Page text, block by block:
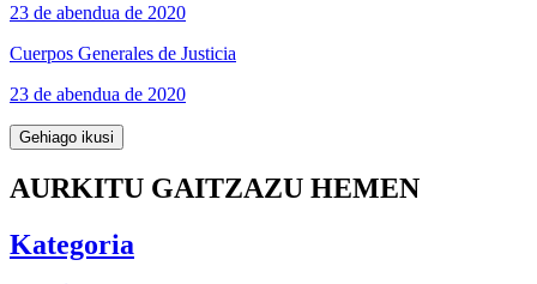
23 de abendua de 2020
Cuerpos Generales de Justicia
23 de abendua de 2020
Gehiago ikusi
AURKITU GAITZAZU HEMEN
Kategoria